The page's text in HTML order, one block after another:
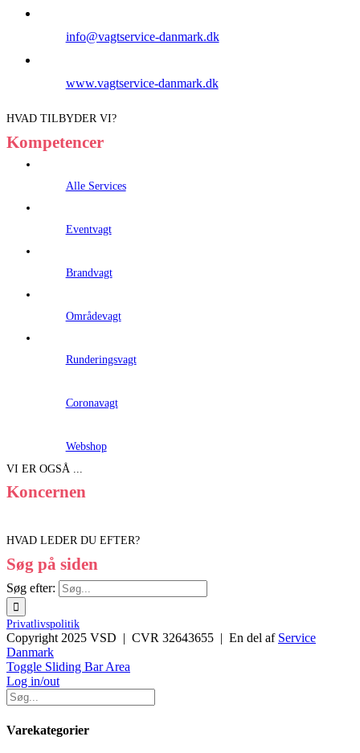
info@vagtservice-danmark.dk
www.vagtservice-danmark.dk
HVAD TILBYDER VI?
Kompetencer
Alle Services
Eventvagt
Brandvagt
Områdevagt
Runderingsvagt
Coronavagt
Webshop
VI ER OGSÅ ...
Koncernen
HVAD LEDER DU EFTER?
Søg på siden
Søg efter:
Privatlivspolitik
Copyright 2025 VSD | CVR 32643655 | En del af Service
Danmark
Toggle Sliding Bar Area
Log in/out
Varekategorier